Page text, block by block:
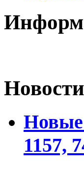
Новости
1157,